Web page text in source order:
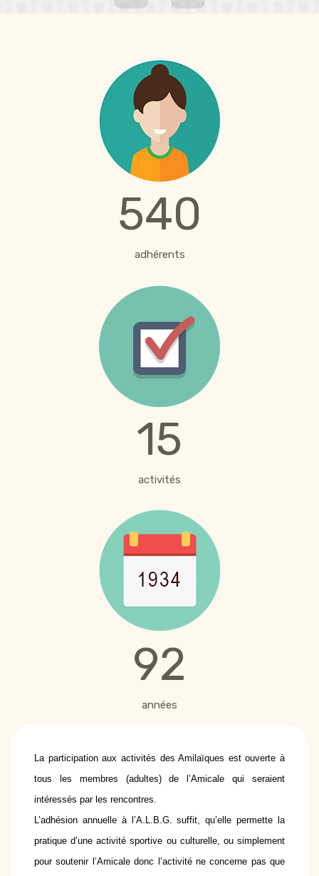
540
adhérents
15
activités
92
années
La participation aux activités des Amilaïques est ouverte à
tous les membres (adultes) de l’Amicale qui seraient
intéressés par les rencontres.
L’adhésion annuelle à l’A.L.B.G. suffit, qu’elle permette la
pratique d’une activité sportive ou culturelle, ou simplement
pour soutenir l’Amicale donc l’activité ne concerne pas que